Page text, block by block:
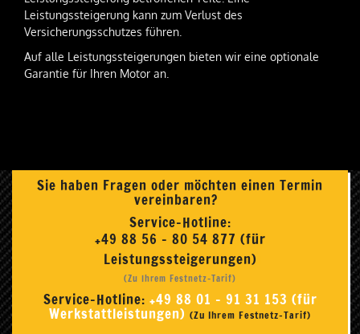
Leistungssteigerung kann zum Verlust des
Versicherungsschutzes führen.
Auf alle Leistungssteigerungen bieten wir eine optionale
Garantie für Ihren Motor an.
Sie haben Fragen oder möchten einen Termin
vereinbaren?
Service-Hotline:
+49 88 56 - 80 54 877 (für
Leistungssteigerungen)
(Zu Ihrem Festnetz-Tarif)
Service-Hotline: +49 88 01 - 91 31 153 (für
Werkstattleistungen) (Zu Ihrem Festnetz-Tarif)